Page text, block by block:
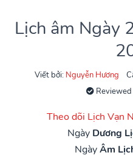
Lịch âm Ngày
Viết bởi: Nguyễn Hương
Theo dõi Lịch Vạn
Ngày Dương
NgàyÂm